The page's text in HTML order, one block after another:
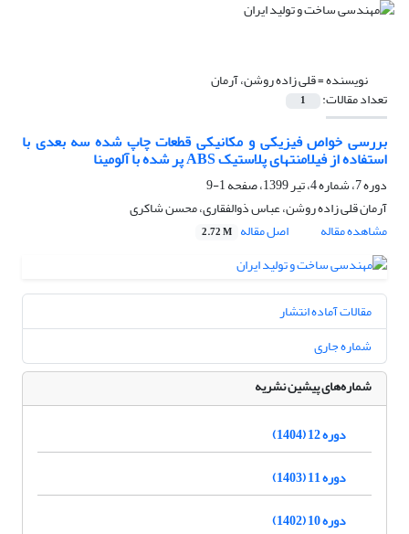
نویسنده =قلی زاده روشن، آرمان
تعداد مقالات: 1
بررسی خواص فیزیکی و مکانیکی قطعات چاپ شده سه بعدی با
استفاده از فیلامنتهای پلاستیک ABS پر شده با آلومینا
دوره 7، شماره 4، تیر 1399، صفحه
1-9
آرمان قلی زاده روشن، عباس ذوالفقاری، محسن شاکری
مشاهده مقاله
اصل مقاله 2.72 M
مقالات آماده انتشار
شماره جاری
شماره‌های پیشین نشریه
دوره 12 (1404)
دوره 11 (1403)
دوره 10 (1402)